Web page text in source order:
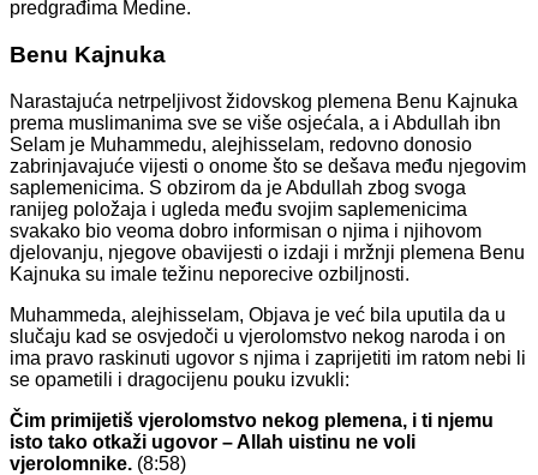
predgrađima Medine.
Benu Kajnuka
Narastajuća netrpeljivost židovskog plemena Benu Kajnuka
prema muslimanima sve se više osjećala, a i Abdullah ibn
Selam je Muhammedu, alejhisselam, redovno donosio
zabrinjavajuće vijesti o onome što se dešava među njegovim
saplemenicima. S obzirom da je Abdullah zbog svoga
ranijeg položaja i ugleda među svojim saplemenicima
svakako bio veoma dobro informisan o njima i njihovom
djelovanju, njegove obavijesti o izdaji i mržnji plemena Benu
Kajnuka su imale težinu neporecive ozbiljnosti.
Muhammeda, alejhisselam, Objava je već bila uputila da u
slučaju kad se osvjedoči u vjerolomstvo nekog naroda i on
ima pravo raskinuti ugovor s njima i zaprijetiti im ratom nebi li
se opametili i dragocijenu pouku izvukli:
Čim primijetiš vjerolomstvo nekog plemena, i ti njemu
isto tako otkaži ugovor – Allah uistinu ne voli
vjerolomnike. (8:58)